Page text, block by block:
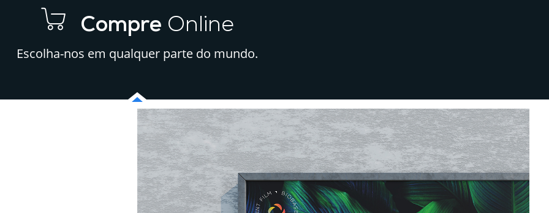
Compre Online
Escolha-nos em qualquer parte do mundo.